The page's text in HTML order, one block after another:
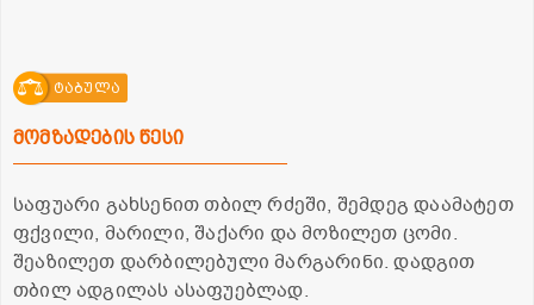
ტაბულა
მომზადების წესი
საფუარი გახსენით თბილ რძეში, შემდეგ დაამატეთ
ფქვილი, მარილი, შაქარი და მოზილეთ ცომი.
შეაზილეთ დარბილებული მარგარინი. დადგით
თბილ ადგილას ასაფუებლად.